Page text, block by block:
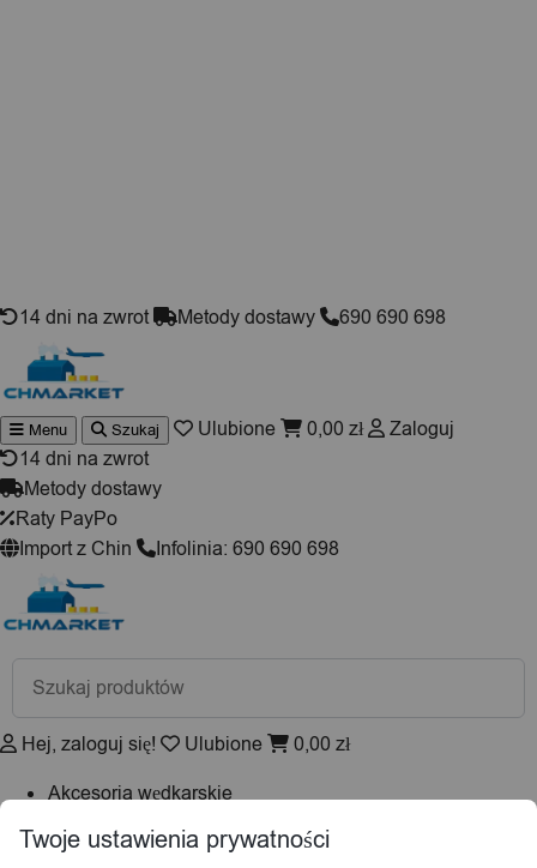
14 dni na zwrot Metody dostawy 690 690 698
Wyszukiwarka
produktów
Menu Szukaj Ulubione 0,00 zł
Zaloguj
14 dni na zwrot
Metody dostawy
Raty PayPo
Import z Chin
Infolinia: 690 690 698
Wyszukiwarka
produktów
Hej, zaloguj się! Ulubione 0,00 zł
Akcesoria wędkarskie
Psy i koty
Kuchnia
Twoje ustawienia prywatności